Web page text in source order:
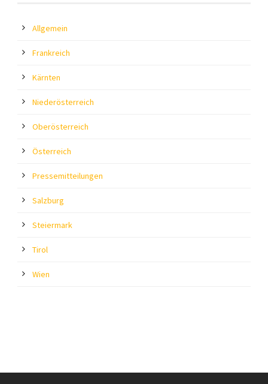
Allgemein
Frankreich
Kärnten
Niederösterreich
Oberösterreich
Österreich
Pressemitteilungen
Salzburg
Steiermark
Tirol
Wien